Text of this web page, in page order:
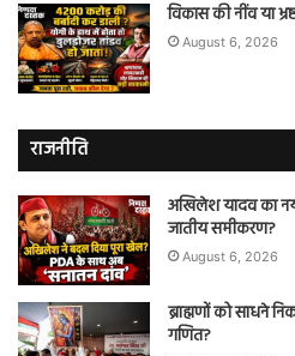
विकास की नींव या
August 6, 2026
राजनीति
अखिलेश यादव का
जातीय समीकरण?
August 6, 2026
ब्राह्मणों को साधने
गणित?